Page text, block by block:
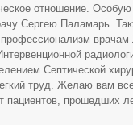
отношение. Особую
Сергею Паламарь.
врачам
Септической
труд. Желаю вам
пациентов, прошедших